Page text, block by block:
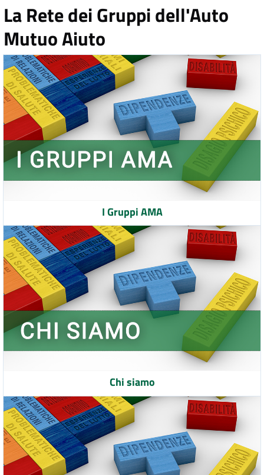
La Rete dei Gruppi dell'Auto
Mutuo Aiuto
I Gruppi AMA
Chi siamo